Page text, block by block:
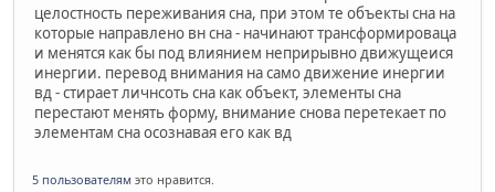
целостность переживания сна, при этом те объекты сна на
которые направлено вн сна - начинают трансформироваца
и менятся как бы под влиянием неприрывно движущеися
инергии. перевод внимания на само движение инергии
вд - стирает личнсоть сна как объект, элементы сна
перестают менять форму, внимание снова перетекает по
элементам сна осознавая его как вд
5 пользователям это нравится.